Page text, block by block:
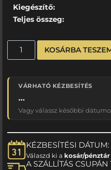
Kiegészítő:
Teljes összeg:
KOSÁRBA
VÁRHATÓ KÉZBESÍTÉS
…
Vagy válassz későbbi
KÉZBESÍTÉSI
Válaszd ki a kosár/pénztár
A SZÁLLÍTÁS